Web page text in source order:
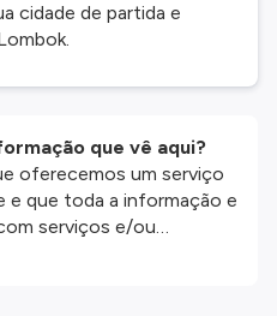
cidade de partida e
que vê aqui?
oferecemos um serviço
e que toda a informação e
serviços e/ou
nosso website são